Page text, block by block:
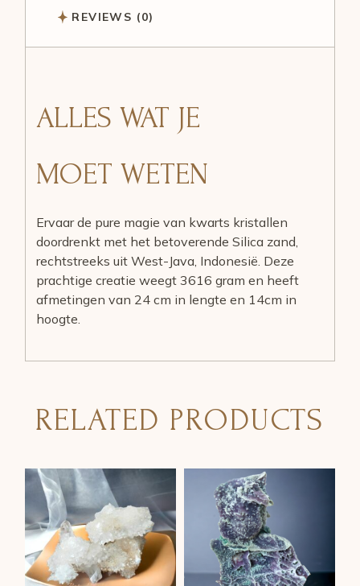
REVIEWS (0)
ALLES WAT JE
MOET WETEN
Ervaar de pure magie van kwarts kristallen
doordrenkt met het betoverende Silica zand,
rechtstreeks uit West-Java, Indonesië. Deze
prachtige creatie weegt 3616 gram en heeft
afmetingen van 24 cm in lengte en 14cm in
hoogte.
RELATED PRODUCTS